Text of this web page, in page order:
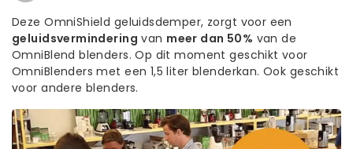
Deze OmniShield geluidsdemper, zorgt voor een
geluidsvermindering van meer dan 50% van de
OmniBlend blenders. Op dit moment geschikt voor
OmniBlenders met een 1,5 liter blenderkan. Ook geschikt
voor andere blenders.